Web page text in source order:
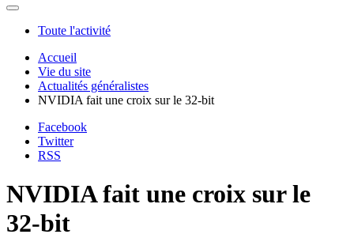
Toute l'activité
Accueil
Vie du site
Actualités généralistes
NVIDIA fait une croix sur le 32-bit
Facebook
Twitter
RSS
NVIDIA fait une croix sur le
32-bit